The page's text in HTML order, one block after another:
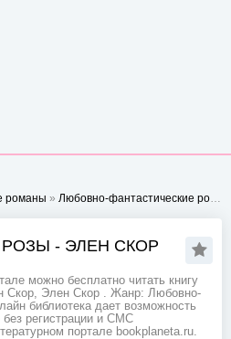
романы » Любовно-фантастические романы
- ЭЛЕН СКОР
можно бесплатно читать книгу
Скор, Элен Скор . Жанр: Любовно-
библиотека дает возможность
без регистрации и СМС
портале bookplaneta.ru.